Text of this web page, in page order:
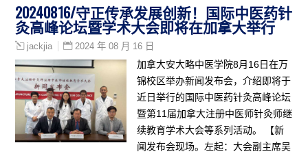
20240816/守正传承发展创新！国际中医药针
灸高峰论坛暨学术大会即将在加拿大举行
jackjia 2024 年 08 月 16 日
加拿大安大略中医学院8月16日在万
锦校区举办新闻发布会，介绍即将于
近日举行的国际中医药针灸高峰论坛
暨第11届加拿大注册中医师针灸师继
续教育学术大会等系列活动。 【新
闻发布会现场。左起：大会副主席吴